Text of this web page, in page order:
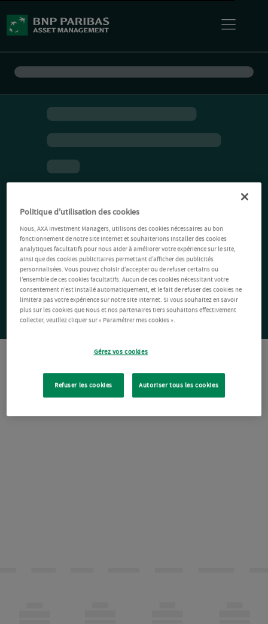
Politique d'utilisation des cookies
Nous, AXA Investment Managers, utilisons des cookies nécessaires au bon
fonctionnement de notre site Internet et souhaiterions installer des cookies
analytiques facultatifs pour nous aider à améliorer votre expérience sur le site,
ainsi que des cookies publicitaires permettant d’afficher des publicités
personnalisées. Vous pouvez choisir d’accepter ou de refuser certains ou
l’ensemble de ces cookies facultatifs. Aucun de ces cookies nécessitant votre
consentement n’est installé automatiquement, et le fait de refuser des cookies ne
limitera pas votre expérience sur notre site Internet. Si vous souhaitez en savoir
plus sur les cookies que Nous et nos partenaires tiers souhaitons effectivement
collecter, veuillez cliquer sur « Paramétrer mes cookies ».
Gérez vos cookies
Refuser les cookies Autoriser tous les cookies